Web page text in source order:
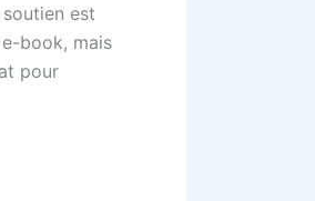
est
book, mais
pour